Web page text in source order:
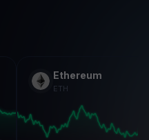
Ethereum
ETH